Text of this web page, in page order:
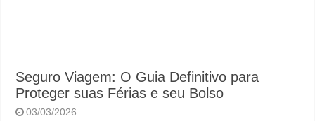
Seguro Viagem: O Guia Definitivo para
Proteger suas Férias e seu Bolso
03/03/2026